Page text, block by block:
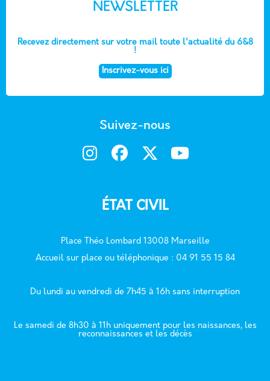
NEWSLETTER
Recevez directement sur votre mail toute l'actualité du 6&8
!
Inscrivez-vous ici
Suivez-nous
ÉTAT CIVIL
Place Théo Lombard 13008 Marseille
Accueil sur place ou téléphonique : 04 91 55 15 84
Du lundi au vendredi de 7h45 à 16h sans interruption
Le samedi de 8h30 à 11h uniquement pour les naissances, les
reconnaissances et les décès